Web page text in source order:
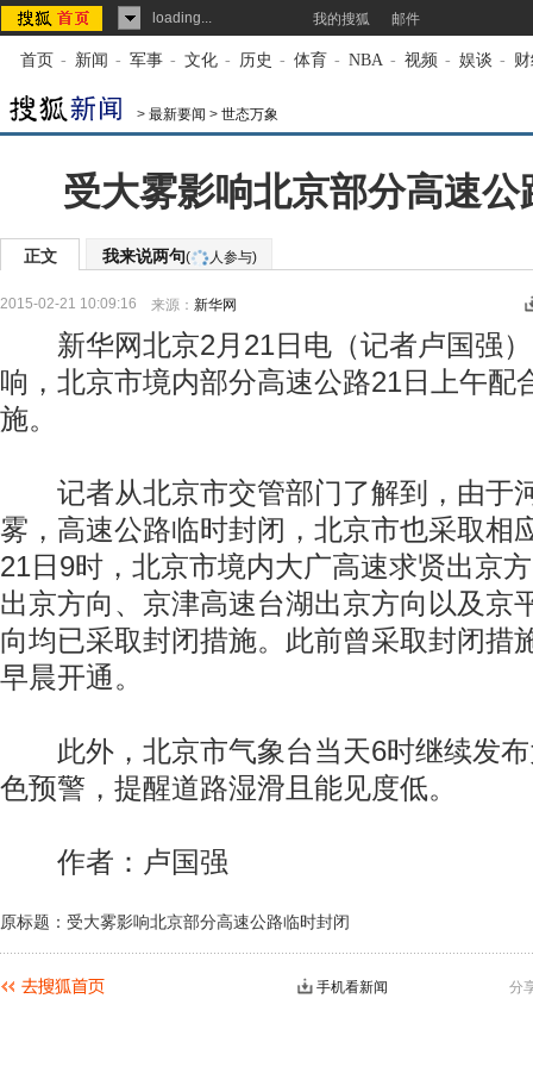
loading... 我的搜狐 邮件
首页 - 新闻 - 军事 - 文化 - 历史 - 体育 - NBA - 视频 - 娱谈 -
> 最新要闻 > 世态万象
受大雾影响北京部分高速公
正文 我来说两句( 人参与)
2015-02-21 10:09:16 来源： 新华网
新华网北京2月21日电（记者卢国强）
响，北京市境内部分高速公路21日上午配
施。
记者从北京市交管部门了解到，由于
雾，高速公路临时封闭，北京市也采取相
21日9时，北京市境内大广高速求贤出京
出京方向、京津高速台湖出京方向以及京
向均已采取封闭措施。此前曾采取封闭措
早晨开通。
此外，北京市气象台当天6时继续发布
色预警，提醒道路湿滑且能见度低。
作者：卢国强
原标题：受大雾影响北京部分高速公路临时封闭
分
手机看新闻